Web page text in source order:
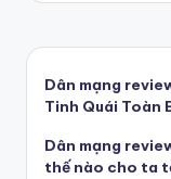
Dân mạng
Tinh Quái Toàn
Dân mạng
thế nào cho ta